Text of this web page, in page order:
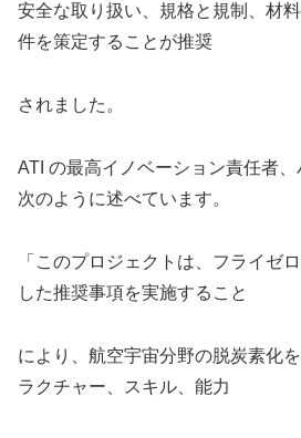
安全な取り扱い、規格と規制、材
件を策定することが推奨
されました。
ATI の最高イノベーション責任者
次のように述べています。
「このプロジェクトは、フライゼ
した推奨事項を実施すること
により、航空宇宙分野の脱炭素化
ラクチャー、スキル、能力